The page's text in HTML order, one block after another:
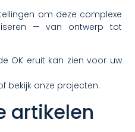
om deze complexe
— van ontwerp tot
OK eruit kan zien voor uw
bekijk onze projecten.
artikelen